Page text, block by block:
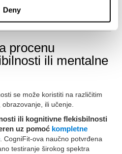
Deny
promena u mozgu koje štete
procenu
ili mentalne
se može koristiti na različitim
ili učenje.
ili kognitivne flekisbilnosti
uz pomoć kompletne
. CogniFit-ova naučno potvrđena
testiranje širokog spektra